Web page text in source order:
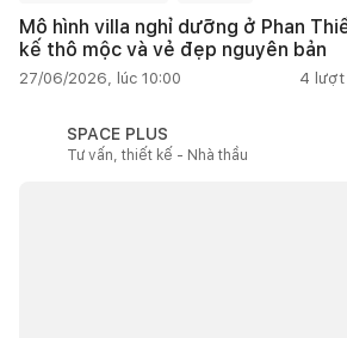
Mô hình villa nghỉ dưỡng ở Phan
kế thô mộc và vẻ đẹp nguyên bản
27/06/2026, lúc 10:00 4 lượt
SPACE PLUS
Tư vấn, thiết kế - Nhà thầu